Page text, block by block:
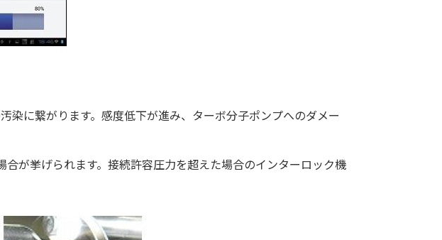
染に繋がります。感度低下が進み、ターボ分子ポンプへのダメー
が挙げられます。接続許容圧力を超えた場合のインターロック機